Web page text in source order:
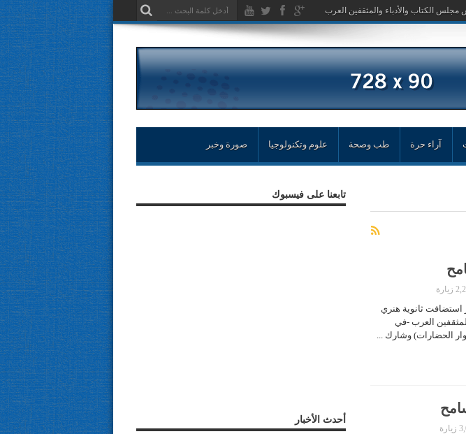
الكتاب والأدباء والمثقفين العرب
آراء حرة طب وصحة علوم وتكنولوجيا صورة وخبر
استضافت ثانوية هنري
العرب -في
تابعنا على فيسبوك
أحدث الأخبار